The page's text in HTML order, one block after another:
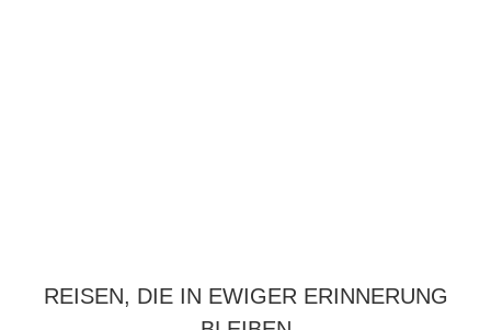
REISEN, DIE IN EWIGER ERINNERUNG